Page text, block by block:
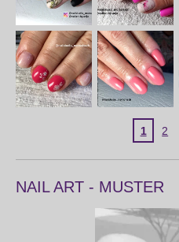
1 2
NAIL ART - MUSTER